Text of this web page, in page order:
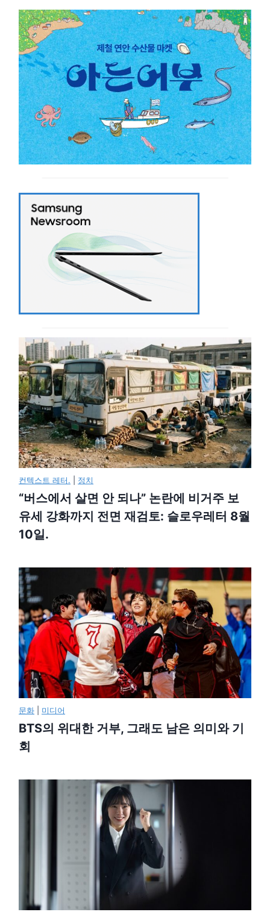
컨텍스트 레터. 정치
“버스에서 살면 안 되나” 논란에 비거주 보
유세 강화까지 전면 재검토: 슬로우레터 8월
10일.
문화 미디어
BTS의 위대한 거부, 그래도 남은 의미와 기
회